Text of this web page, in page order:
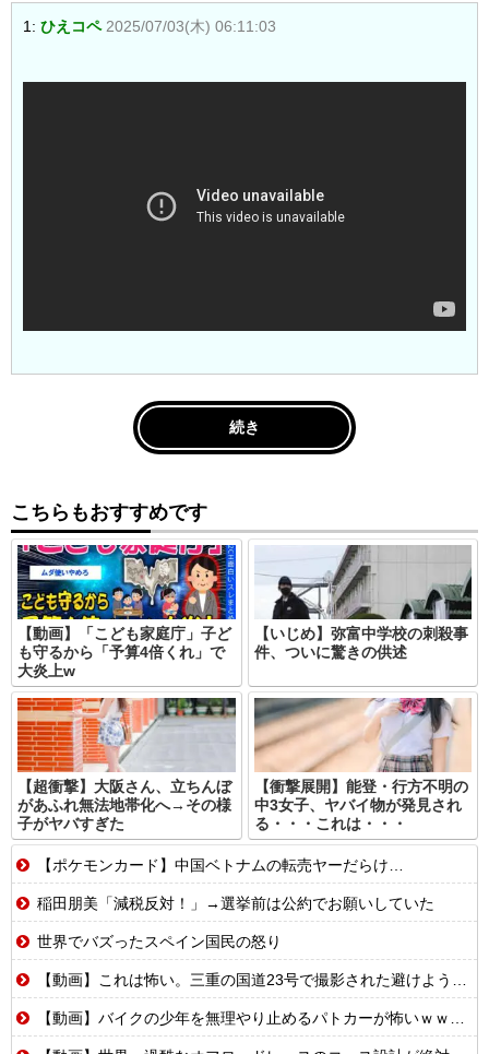
1: ひえコペ 2025/07/03(木) 06:11:03
続き
こちらもおすすめです
【動画】「こども家庭庁」子ど
も守るから「予算4倍くれ」で
大炎上w
【いじめ】弥富中学校の刺殺事
件、ついに驚きの供述
【超衝撃】大阪さん、立ちんぼ
があふれ無法地帯化へ→その様
子がヤバすぎた
【衝撃展開】能登・行方不明の
中3女子、ヤバイ物が発見され
る・・・これは・・・
【ポケモンカード】中国ベトナムの転売ヤーだらけ…
稲田朋美「減税反対！」→選挙前は公約でお願いしていた
世界でバズったスペイン国民の怒り
【動画】これは怖い。三重の国道23号で撮影された避けようがないもらい事故の瞬間。
【動画】バイクの少年を無理やり止めるパトカーが怖いｗｗｗｗ